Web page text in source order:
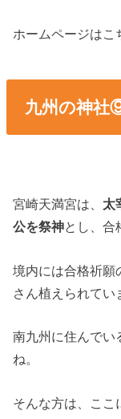
ホームページはこ
九州の神社
宮崎天満宮は、 太
公を祭神とし、合
境内には合格祈願
さん植えられてい
南九州に住んでい
ね。
そんな方は、ここ